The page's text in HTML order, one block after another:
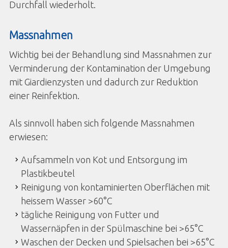
Durchfall wiederholt.
Massnahmen
Wichtig bei der Behandlung sind Massnahmen zur
Verminderung der Kontamination der Umgebung
mit Giardienzysten und dadurch zur Reduktion
einer Reinfektion.
Als sinnvoll haben sich folgende Massnahmen
erwiesen:
Aufsammeln von Kot und Entsorgung im
Plastikbeutel
Reinigung von kontaminierten Oberflächen mit
heissem Wasser >60°C
tägliche Reinigung von Futter und
Wassernäpfen in der Spülmaschine bei >65°C
Waschen der Decken und Spielsachen bei >65°C